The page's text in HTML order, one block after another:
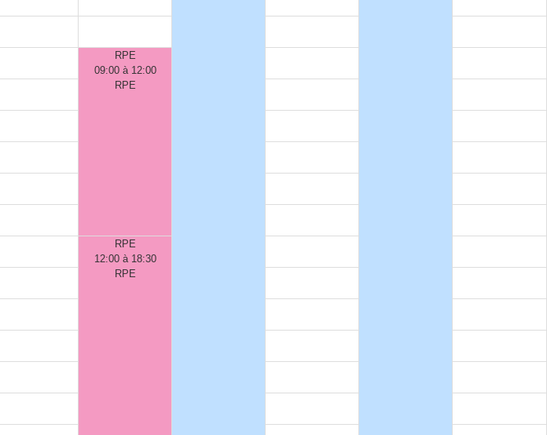
RPE
09:00 à 12:00
RPE
RPE
12:00 à 18:30
RPE